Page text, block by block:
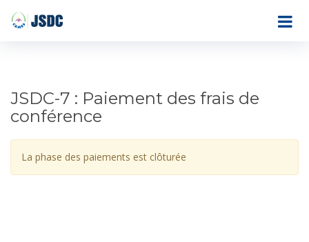
JSDC-7 : Paiement des frais de
conférence
La phase des paiements est clôturée